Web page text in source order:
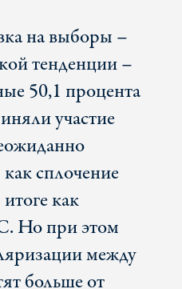
на выборы –
тенденции –
50,1 процента
участие
сплочение
как
Но при этом
между
больше от